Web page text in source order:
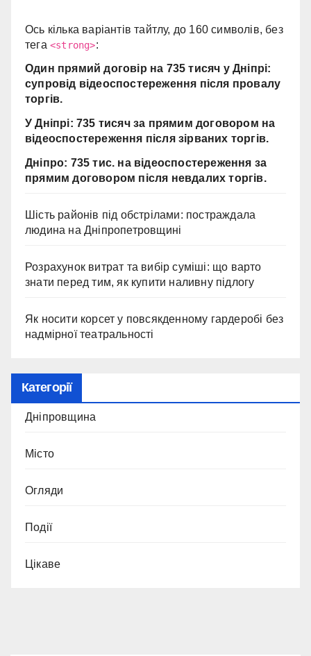
Ось кілька варіантів тайтлу, до 160 символів, без
тега <strong>:
Один прямий договір на 735 тисяч у Дніпрі:
супровід відеоспостереження після провалу
торгів.
У Дніпрі: 735 тисяч за прямим договором на
відеоспостереження після зірваних торгів.
Дніпро: 735 тис. на відеоспостереження за
прямим договором після невдалих торгів.
Шість районів під обстрілами: постраждала
людина на Дніпропетровщині
Розрахунок витрат та вибір суміші: що варто
знати перед тим, як купити наливну підлогу
Як носити корсет у повсякденному гардеробі без
надмірної театральності
Категорії
Дніпровщина
Місто
Огляди
Події
Цікаве